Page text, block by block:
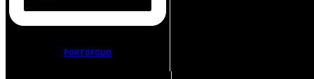
PORTOFOLIO